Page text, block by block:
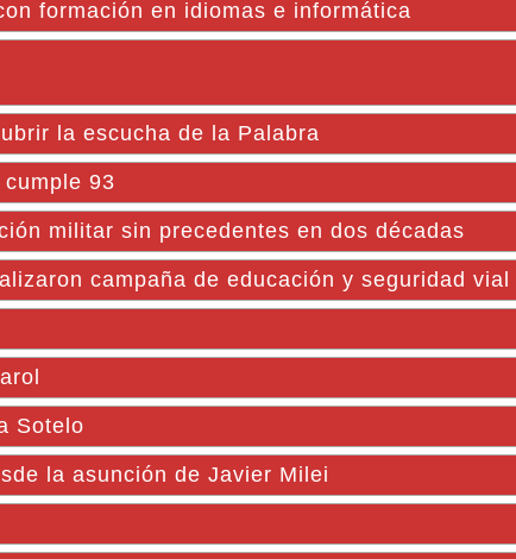
formación en idiomas e informática
la escucha de la Palabra
93
militar sin precedentes en dos décadas
campaña de educación y seguridad vial
Sotelo
la asunción de Javier Milei